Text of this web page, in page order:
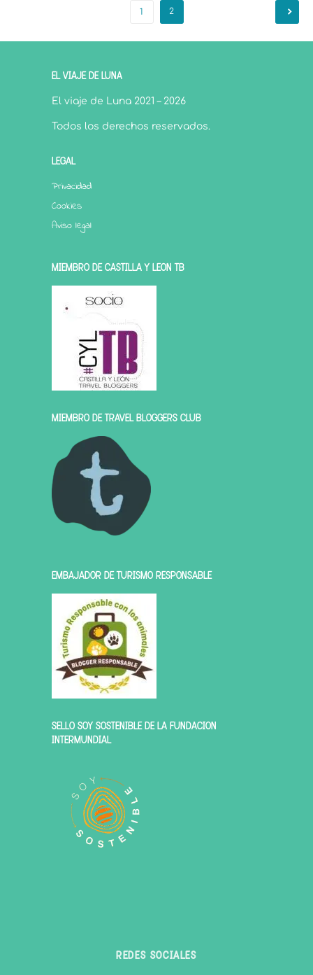
1 2
EL VIAJE DE LUNA
El viaje de Luna 2021 – 2026
Todos los derechos reservados.
LEGAL
Privacidad
Cookies
Aviso legal
MIEMBRO DE CASTILLA Y LEÓN TB
MIEMBRO DE TRAVEL BLOGGERS CLUB
EMBAJADOR DE TURISMO RESPONSABLE
SELLO SOY SOSTENIBLE DE LA FUNDACIÓN
INTERMUNDIAL
REDES SOCIALES